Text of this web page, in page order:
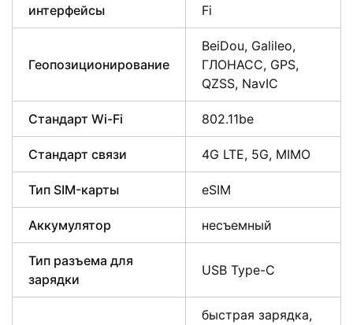
интерфейсы
Fi
Геопозиционирование
BeiDou, Galileo,
ГЛОНАСС, GPS,
QZSS, NavIC
Стандарт Wi-Fi 802.11be
Стандарт связи 4G LTE, 5G, MIMO
Тип SIM-карты eSIM
Аккумулятор несъемный
Тип разъема для
зарядки
USB Type-C
быстрая зарядка,